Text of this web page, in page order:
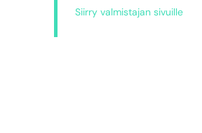
Siirry valmistajan sivuille